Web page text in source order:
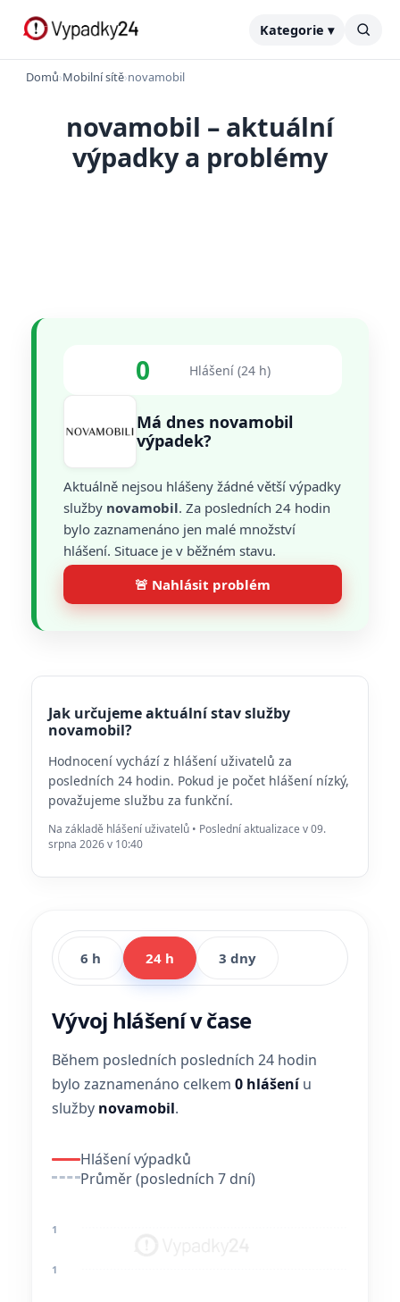
Kategorie ▾
Domů›Mobilní sítě›novamobil
novamobil – aktuální
výpadky a problémy
0 Hlášení (24 h)
Má dnes novamobil
výpadek?
Aktuálně nejsou hlášeny žádné větší výpadky
služby novamobil. Za posledních 24 hodin
bylo zaznamenáno jen malé množství
hlášení. Situace je v běžném stavu.
🚨 Nahlásit problém
Jak určujeme aktuální stav služby
novamobil?
Hodnocení vychází z hlášení uživatelů za
posledních 24 hodin. Pokud je počet hlášení nízký,
považujeme službu za funkční.
Na základě hlášení uživatelů • Poslední aktualizace v 09.
srpna 2026 v 10:40
6 h 24 h 3 dny
Vývoj hlášení v čase
Během posledních posledních 24 hodin
bylo zaznamenáno celkem 0 hlášeníu
služby novamobil.
Hlášení výpadků
Průměr (posledních 7 dní)
1
1